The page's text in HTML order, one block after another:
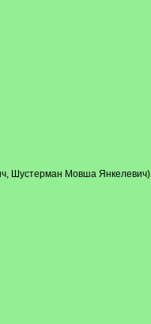
Шустерман Мовша Янкелевич)